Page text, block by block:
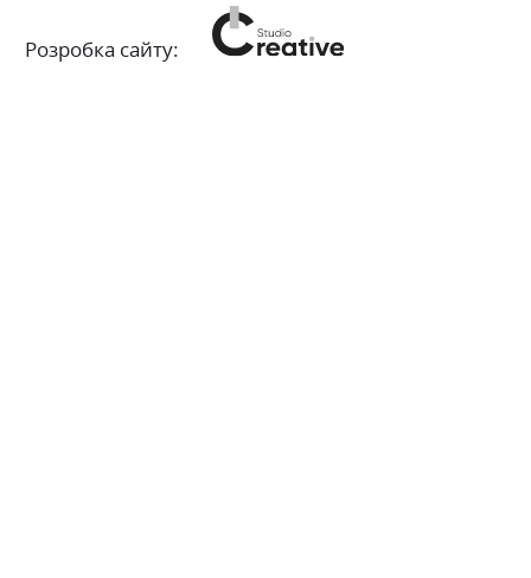
Розробка сайту: